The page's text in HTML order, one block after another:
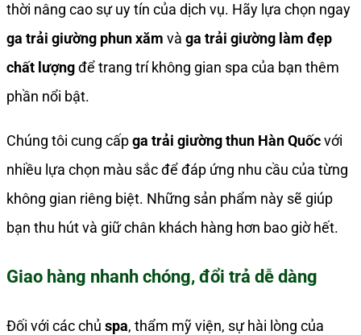
thời nâng cao sự uy tín của dịch vụ. Hãy lựa chọn ngay
ga trải giường phun xăm và ga trải giường làm đẹp
chất lượngđể trang trí không gian spa của bạn thêm
phần nổi bật.
Chúng tôi cung cấpga trải giường thun Hàn Quốcvới
nhiều lựa chọn màu sắc để đáp ứng nhu cầu của từng
không gian riêng biệt. Những sản phẩm này sẽ giúp
bạn thu hút và giữ chân khách hàng hơn bao giờ hết.
Giao hàng nhanh chóng, đổi trả dễ dàng
Đối với các chủ spa, thẩm mỹ viện, sự hài lòng của